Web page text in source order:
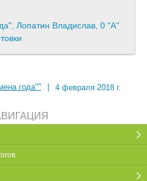
Лопатин Владислав, 0 "А"
года"" 4 февраля 2018 г.